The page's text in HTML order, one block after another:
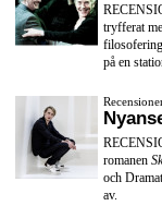
tryfferat
på en
romanen
och
av.